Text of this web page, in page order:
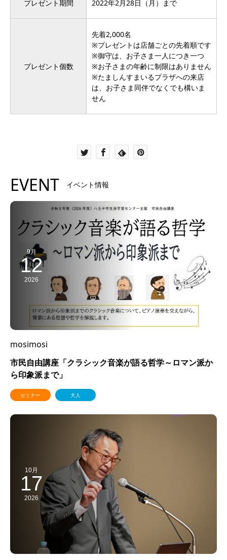
プレゼント期間 2022年2月28日（月）まで
プレゼント個数
先着2,000名
※プレゼントは店舗ごとの先着順です
※御守は、お子さま一人につき一つ
※お子さまの年齢に制限はありません
※たましんすまいるプラザへの来店
は、お子さま同伴でなくでも構いま
せん
EVENT イベント情報
9月
12
2026
mosimosi
市民自由講座「クラシック音楽が語る哲学～ロマン派か
ら印象派まで」
セミナー 大人
10月
17
2026